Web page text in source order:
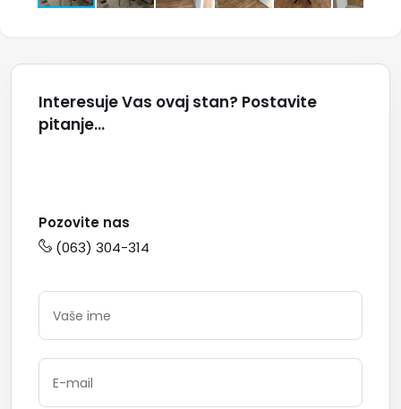
Interesuje Vas ovaj stan? Postavite
pitanje...
Pozovite nas
(063) 304-314